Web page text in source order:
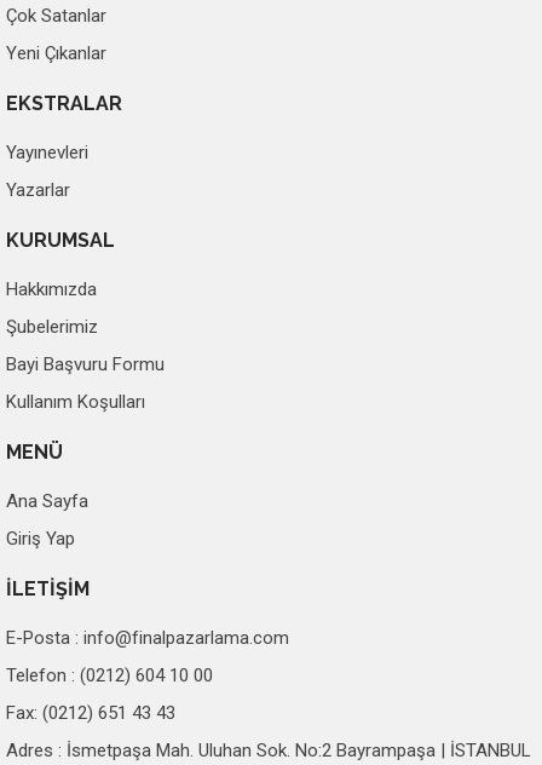
Çok Satanlar
Yeni Çıkanlar
EKSTRALAR
Yayınevleri
Yazarlar
KURUMSAL
Hakkımızda
Şubelerimiz
Bayi Başvuru Formu
Kullanım Koşulları
MENÜ
Ana Sayfa
Giriş Yap
İLETİŞİM
E-Posta : info@finalpazarlama.com
Telefon : (0212) 604 10 00
Fax: (0212) 651 43 43
Adres : İsmetpaşa Mah. Uluhan Sok. No:2 Bayrampaşa | İSTANBUL